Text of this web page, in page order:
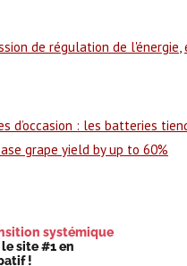
de régulation de l'énergie,
d’occasion : les batteries
grape yield by up to 60%
systémique
site #1 en
!